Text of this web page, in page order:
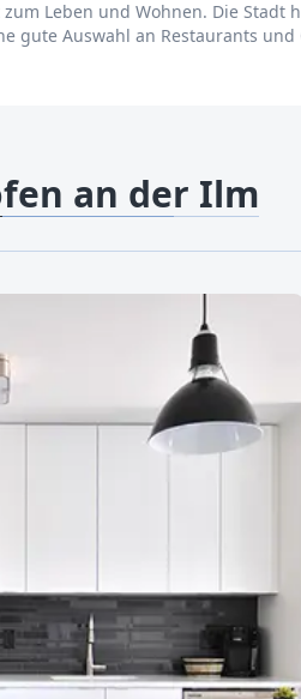
Leben und Wohnen. Die
gute Auswahl an Restaurants
an der Ilm